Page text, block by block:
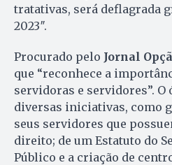
tratativas, será deflagrada
2023″.
Procurado pelo Jornal
que “reconhece a
servidoras e servidores”. O
diversas iniciativas, como
seus servidores que
direito; de um Estatuto do
Público e a criação de